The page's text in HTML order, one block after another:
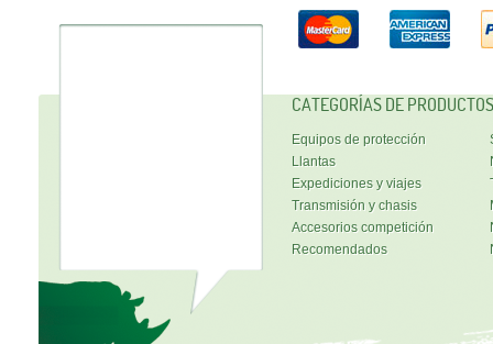
CATEGORÍAS DE PRODUCTOS
Equipos de protección
Llantas
Expediciones y viajes
Transmisión y chasis
Accesorios competición
Recomendados